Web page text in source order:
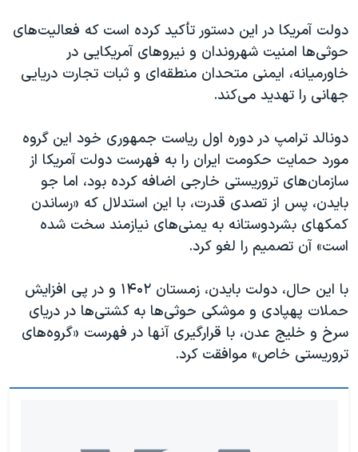
دولت آمریکا در این دستور تأکید کرده است که فعالیت‌های
حوثی‌ها امنیت شهروندان و نیروهای آمریکایی در
خاورمیانه، ایمنی متحدان منطقه‌ای و ثبات تجارت دریایی
جهانی را تهدید می‌کند.
دونالد ترامپ در دوره اول ریاست جمهوری خود این گروه
مورد حمایت حکومت ایران را به فهرست دولت آمریکا از
سازمان‌های تروریستی خارجی اضافه کرده بود، اما جو
بایدن، پس از تصدی قدرت، با این استدلال که «رساندن
کمکهای بشردوستانه به یمنی‌های نیازمند سخت شده
است» آن تصمیم را لغو کرد.
با این حال، دولت بایدن، زمستان ۱۴۰۲ و در پی افزایش
حملات پهپادی و موشکی حوثی‌ها به کشتی‌ها در دریای
سرخ و خلیج عدن، با قرارگیری آنها در فهرست «گروه‌های
تروریستی خاص» موافقت کرد.